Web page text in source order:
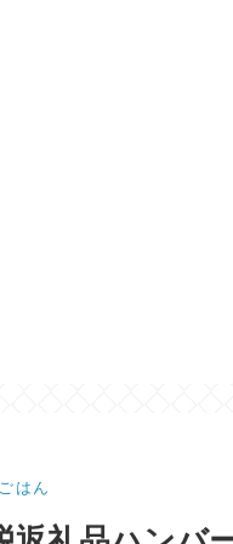
はん